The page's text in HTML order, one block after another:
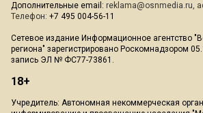
Дополнительные email: reklama@osnmedia.ru,
Телефон: +7 495 004-56-11
Сетевое издание Информационное агентство
региона" зарегистрировано Роскомнадзором
запись ЭЛ № ФС77-73861.
18+
Учредитель: Автономная некоммерческая